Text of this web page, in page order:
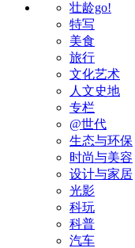
壮龄go!
特写
美食
旅行
文化艺术
人文史地
专栏
@世代
生态与环保
时尚与美容
设计与家居
光影
科玩
科普
汽车